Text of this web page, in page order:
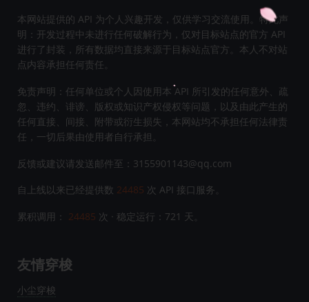
本网站提供的 API 为个人兴趣开发，仅供学习交流使用。特此声
明：开发过程中未进行任何破解行为，仅对目标站点的官方 API
进行了封装，所有数据均直接来源于目标站点官方。本人不对站
点内容承担任何责任。
免责声明：任何单位或个人因使用本 API 所引发的任何意外、疏
忽、违约、诽谤、版权或知识产权侵权等问题，以及由此产生的
任何直接、间接、附带或衍生损失，本网站均不承担任何法律责
任，一切后果由使用者自行承担。
反馈或建议请发送邮件至：3155901143@qq.com
自上线以来已经提供数 24485 次 API 接口服务。
累积调用： 24485 次 · 稳定运行： 721 天。
友情穿梭
小尘穿梭